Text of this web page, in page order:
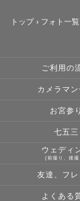
予定が△や×の
でもお気軽にご
※引越しに伴い
す。関西エリ
トップ› フォト一覧
ご利用の
カメラマン
お宮参り
七五三
ウェディ
(前撮り、後撮
友達、フレ
よくある